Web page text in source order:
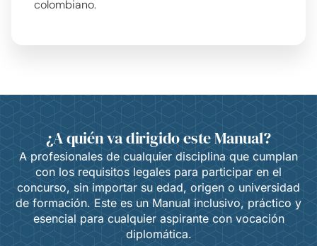
colombiano.
¿A quién va dirigido este Manual?
A profesionales de cualquier disciplina que cumplan
con los requisitos legales para participar en el
concurso, sin importar su edad, origen o universidad
de formación. Este es un Manual inclusivo, práctico y
esencial para cualquier aspirante con vocación
diplomática.